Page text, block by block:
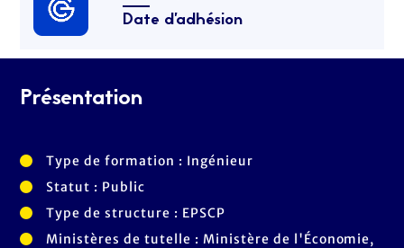
Date d’adhésion
Présentation
Type de formation : Ingénieur
Statut : Public
Type de structure : EPSCP
Ministères de tutelle : Ministère de l'Économie,